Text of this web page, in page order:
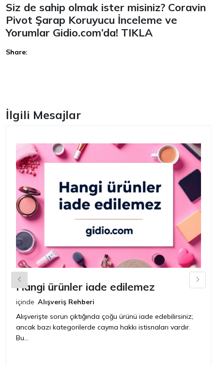
Siz de sahip olmak ister misiniz? Coravin
Pivot Şarap Koruyucu İnceleme ve
Yorumlar Gidio.com’da! TIKLA
Share:
İlgili Mesajlar
Hangi ürünler iade edilemez
içinde Alışveriş Rehberi
Alışverişte sorun çıktığında çoğu ürünü iade edebilirsiniz;
ancak bazı kategorilerde cayma hakkı istisnaları vardır.
Bu...